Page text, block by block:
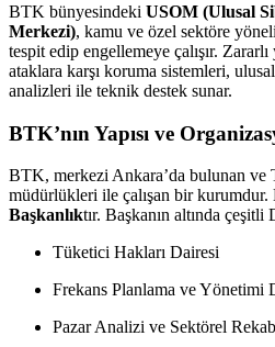
BTK bünyesindeki USOM (Ulusal
Merkezi), kamu ve özel sektöre
tespit edip engellemeye çalışır.
ataklara karşı koruma sistemleri,
analizleri ile teknik destek sunar.
BTK’nın Yapısı ve
BTK, merkezi Ankara’da bulunan ve
müdürlükleri ile çalışan bir kurumdur.
Başkanlıktır. Başkanın altında
Tüketici Hakları Dairesi
Frekans Planlama ve Yönetimi
Pazar Analizi ve Sektörel